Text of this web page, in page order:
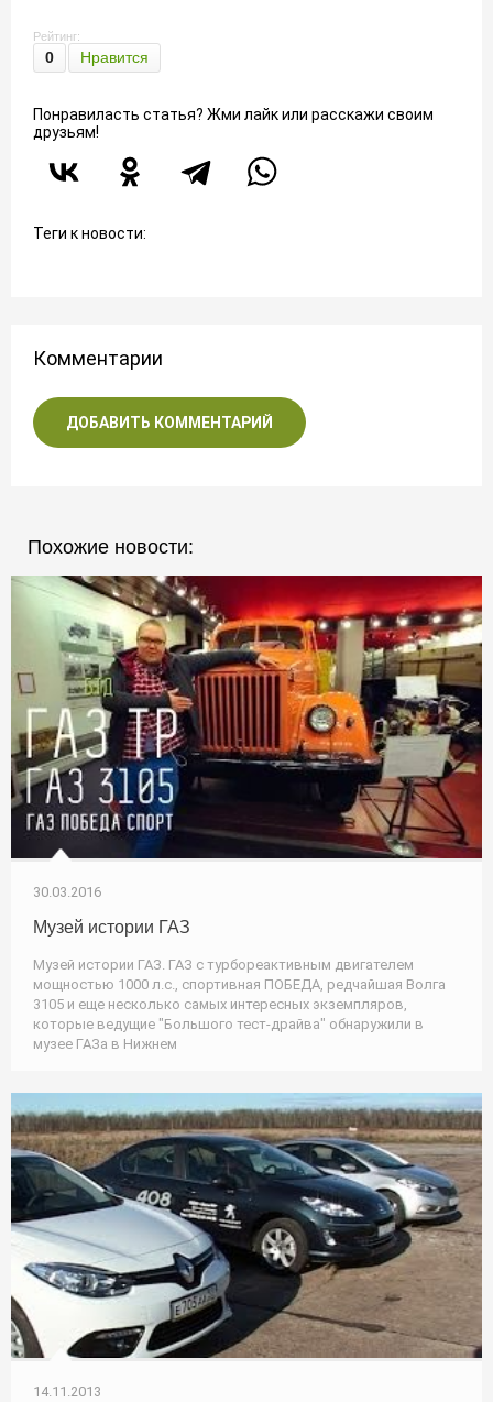
Рейтинг:
0 Нравится
Понравиласть статья? Жми лайк или расскажи своим
друзьям!
Теги к новости:
Комментарии
ДОБАВИТЬ КОММЕНТАРИЙ
Похожие новости:
30.03.2016
Музей истории ГАЗ
Музей истории ГАЗ. ГАЗ с турбореактивным двигателем
мощностью 1000 л.с., спортивная ПОБЕДА, редчайшая Волга
3105 и еще несколько самых интересных экземпляров,
которые ведущие "Большого тест-драйва" обнаружили в
музее ГАЗа в Нижнем
14.11.2013